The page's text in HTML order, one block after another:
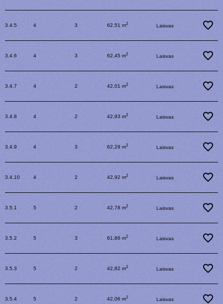
3.4.5 4 3 62,51 m2 Laisvas
3.4.6 4 3 62,45 m2 Laisvas
3.4.7 4 2 42,01 m2 Laisvas
3.4.8 4 2 42,93 m2 Laisvas
3.4.9 4 3 62,29 m2 Laisvas
3.4.10 4 2 42,92 m2 Laisvas
3.5.1 5 2 42,78 m2 Laisvas
3.5.2 5 3 61,86 m2 Laisvas
3.5.3 5 2 42,82 m2 Laisvas
3.5.4 5 2 42,06 m2 Laisvas